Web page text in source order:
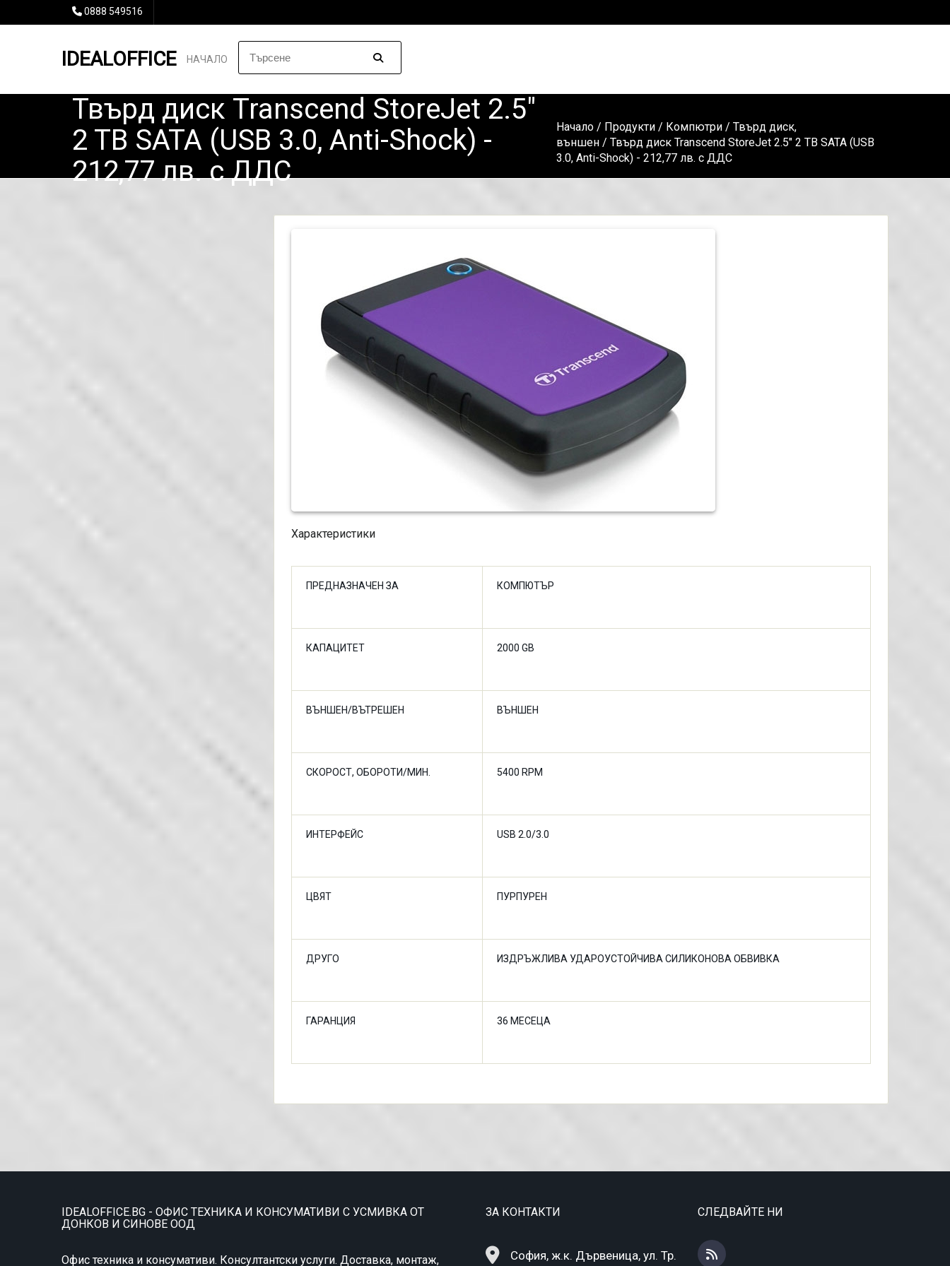
0888 549516
IDEALOFFICE НАЧАЛО
Твърд диск Transcend StoreJet 2.5"
2 TB SATA (USB 3.0, Anti-Shock) -
212,77 лв. с ДДС
Начало / Продукти / Компютри / Твърд диск,
външен / Твърд диск Transcend StoreJet 2.5" 2 TB SATA (USB
3.0, Anti-Shock) - 212,77 лв. с ДДС
Характеристики
ПРЕДНАЗНАЧЕН ЗА КОМПЮТЪР
КАПАЦИТЕТ 2000 GB
ВЪНШЕН/ВЪТРЕШЕН ВЪНШЕН
СКОРОСТ, ОБОРОТИ/МИН. 5400 RPM
ИНТЕРФЕЙС USB 2.0/3.0
ЦВЯТ ПУРПУРЕН
ДРУГО ИЗДРЪЖЛИВА УДАРОУСТОЙЧИВА СИЛИКОНОВА ОБВИВКА
ГАРАНЦИЯ 36 МЕСЕЦА
IDEALOFFICE.BG - ОФИС ТЕХНИКА И КОНСУМАТИВИ С УСМИВКА ОТ
ДОНКОВ И СИНОВЕ ООД
Офис техника и консумативи. Консултантски услуги. Доставка, монтаж,
ЗА КОНТАКТИ
София, ж.к. Дървеница, ул. Тр.
СЛЕДВАЙТЕ НИ